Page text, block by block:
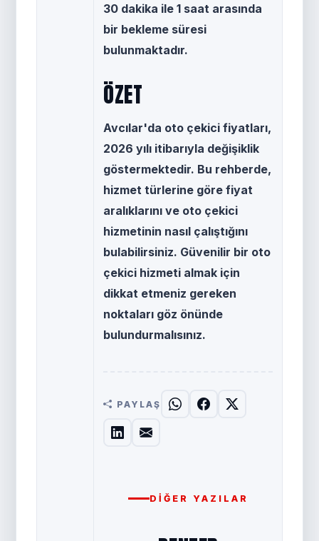
30 dakika ile 1 saat arasında
bir bekleme süresi
bulunmaktadır.
ÖZET
Avcılar'da oto çekici fiyatları,
2026 yılı itibarıyla değişiklik
göstermektedir. Bu rehberde,
hizmet türlerine göre fiyat
aralıklarını ve oto çekici
hizmetinin nasıl çalıştığını
bulabilirsiniz. Güvenilir bir oto
çekici hizmeti almak için
dikkat etmeniz gereken
noktaları göz önünde
bulundurmalısınız.
PAYLAŞ
DIĞER YAZILAR